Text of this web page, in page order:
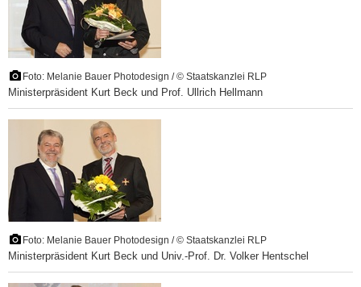
Foto: Melanie Bauer Photodesign / © Staatskanzlei RLP
Ministerpräsident Kurt Beck und Prof. Ullrich Hellmann
Foto: Melanie Bauer Photodesign / © Staatskanzlei RLP
Ministerpräsident Kurt Beck und Univ.-Prof. Dr. Volker Hentschel